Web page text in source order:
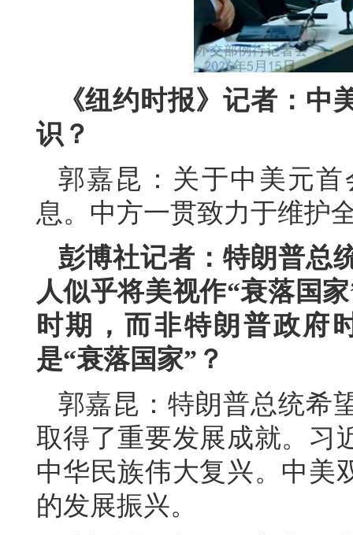
《纽约时报》记者：
识？
郭嘉昆：关于中美元
息。中方一贯致力于维护
彭博社记者：特朗普总
人似乎将美视作“衰落国
时期，而非特朗普政府
是“衰落国家”？
郭嘉昆：特朗普总统希
取得了重要发展成就。习
中华民族伟大复兴。中美
的发展振兴。